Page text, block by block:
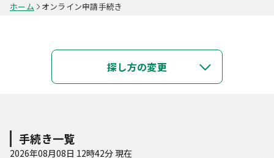
ホーム オンライン申請手続き
キーワードで探す
探し方の変更
手続き一覧
2026年08月08日 12時42分 現在